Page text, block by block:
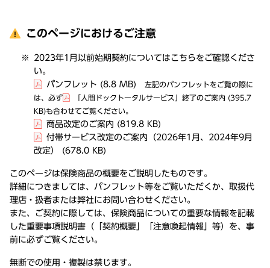
このページにおけるご注意
2023年1月以前始期契約についてはこちらをご確認くださ
い。
パンフレット (8.8 MB)
左記のパンフレットをご覧の際に
は、必ず
「人間ドックトータルサービス」終了のご案内 (395.7
KB)も合わせてご覧ください。
商品改定のご案内 (819.8 KB)
付帯サービス改定のご案内（2026年1月、2024年9月
改定）
(678.0 KB)
このページは保険商品の概要をご説明したものです。
詳細につきましては、パンフレット等をご覧いただくか、取扱代
理店・扱者または弊社にお問い合わせください。
また、ご契約に際しては、保険商品についての重要な情報を記載
した重要事項説明書（「契約概要」「注意喚起情報」等）を、事
前に必ずご覧ください。
無断での使用・複製は禁じます。